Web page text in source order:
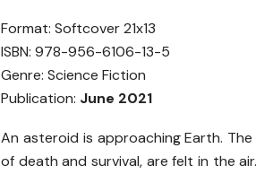
Format: Softcover 21x13
ISBN: 978-956-6106-13-5
Genre: Science Fiction
Publication: June 2021
An asteroid is approaching Earth.
of death and survival, are felt in the